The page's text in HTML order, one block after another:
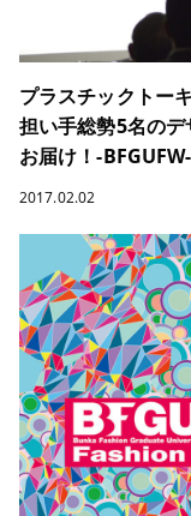
プラスチックトー
担い手総勢5名の
お届け！-BFGUFW-
2017.02.02